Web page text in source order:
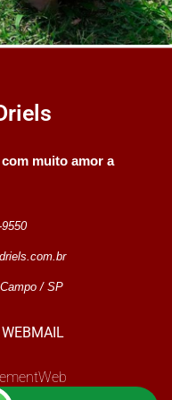
incríveis!
muito amor a
9550
/ SP
WEBMAIL